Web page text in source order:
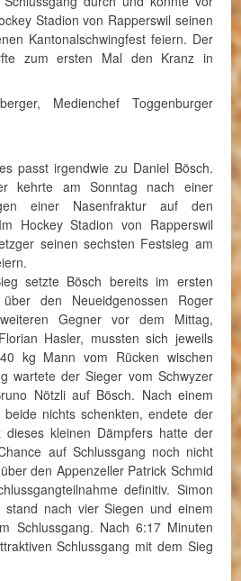
Stadion von Rapperswil seinen
Kantonalschwingfest feiern. Der
zum ersten Mal den Kranz in
Medienchef Toggenburger
passt irgendwie zu Daniel Bösch.
kehrte am Sonntag nach einer
einer Nasenfraktur auf den
Hockey Stadion von Rapperswil
seinen sechsten Festsieg am
setzte Bösch bereits im ersten
den Neueidgenossen Roger
Gegner vor dem Mittag,
Hasler, mussten sich jeweils
kg Mann vom Rücken wischen
wartete der Sieger vom Schwyzer
Nötzli auf Bösch. Nach einem
nichts schenkten, endete der
dieses kleinen Dämpfers hatte der
auf Schlussgang noch nicht
den Appenzeller Patrick Schmid
definitiv. Simon
stand nach vier Siegen und einem
Schlussgang. Nach 6:17 Minuten
Schlussgang mit dem Sieg